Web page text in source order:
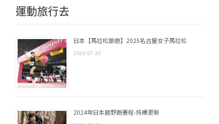
運動旅行去
日本【馬拉松旅遊】2025名古屋女子馬拉松
2024-07-20
2024年日本越野跑賽程-持續更新